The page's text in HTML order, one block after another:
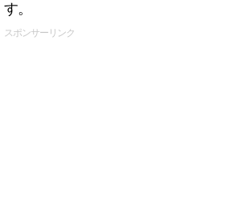
す。
スポンサーリンク